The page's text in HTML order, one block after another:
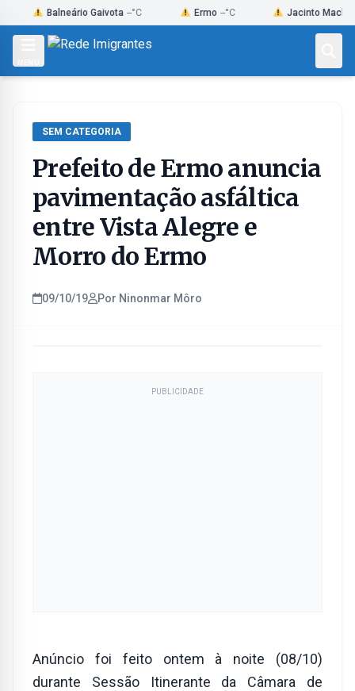
to
Balneário Gaivota --°C Ermo --°C Jacinto Machado --°C
SEM CATEGORIA
Prefeito de Ermo anuncia
pavimentação asfáltica
entre Vista Alegre e
Morro do Ermo
09/10/19 Por Ninonmar Môro
PUBLICIDADE
Anúncio foi feito ontem à noite (08/10)
durante Sessão Itinerante da Câmara de